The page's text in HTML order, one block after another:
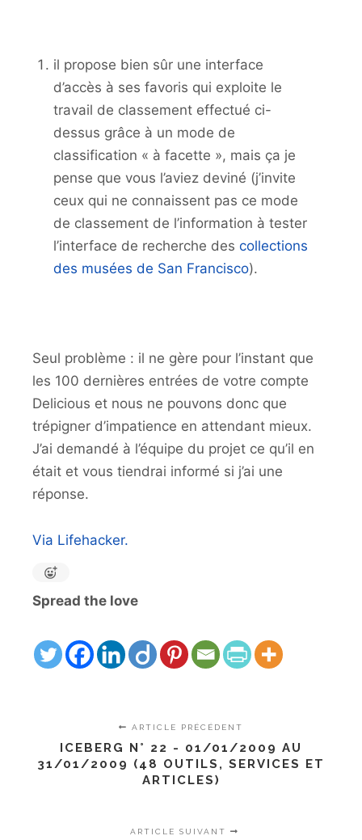
il propose bien sûr une interface
d’accès à ses favoris qui exploite le
travail de classement effectué ci-
dessus grâce à un mode de
classification « à facette », mais ça je
pense que vous l’aviez deviné (j’invite
ceux qui ne connaissent pas ce mode
de classement de l’information à tester
l’interface de recherche des collections
des musées de San Francisco).
Seul problème : il ne gère pour l’instant que
les 100 dernières entrées de votre compte
Delicious et nous ne pouvons donc que
trépigner d’impatience en attendant mieux.
J’ai demandé à l’équipe du projet ce qu’il en
était et vous tiendrai informé si j’ai une
réponse.
Via Lifehacker.
Spread the love
ARTICLE PRÉCÉDENT
ICEBERG N° 22 - 01/01/2009 AU
31/01/2009 (48 OUTILS, SERVICES ET
ARTICLES)
ARTICLE SUIVANT